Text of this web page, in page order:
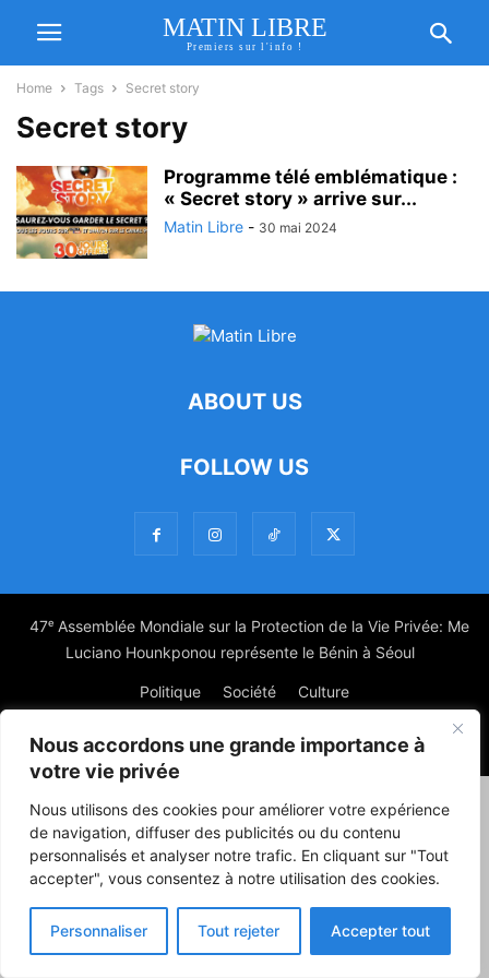
Nous accordons une grande importance à
votre vie privée
Nous utilisons des cookies pour améliorer votre expérience
de navigation, diffuser des publicités ou du contenu
personnalisés et analyser notre trafic. En cliquant sur "Tout
accepter", vous consentez à notre utilisation des cookies.
Personnaliser Tout rejeter Accepter tout
MATIN LIBRE
Premiers sur l'info !
Home Tags Secret story
Secret story
Programme télé emblématique :
« Secret story » arrive sur...
Matin Libre - 30 mai 2024
ABOUT US
FOLLOW US
47ᵉ Assemblée Mondiale sur la Protection de la Vie Privée: Me
Luciano Hounkponou représente le Bénin à Séoul
Politique Société Culture
© Powered by digitXplus Francophone